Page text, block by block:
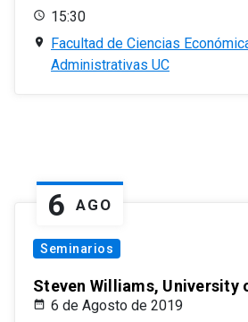
15:30
Facultad de Ciencias
Administrativas UC
6 AGO
Seminarios
Steven Williams, University
6 de Agosto de 2019